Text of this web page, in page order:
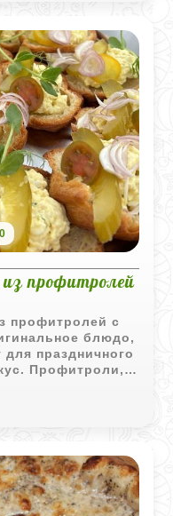
0
из профитролей
профитролей с
блюдо,
праздничного
Профитроли,
кремом, могут
топпингами,